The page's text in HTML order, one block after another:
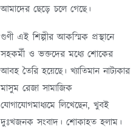
আমাদের ছেড়ে চলে গেছে।
গুণী এই শিল্পীর আকস্মিক প্রস্থানে
সহকর্মী ও ভক্তদের মধ্যে শোকের
আবহ তৈরি হয়েছে। খ্যাতিমান নাট্যকার
মাসুম রেজা সামাজিক
যোগাযোগমাধ্যমে লিখেছেন, খুবই
দুঃখজনক সংবাদ। শোকাহত হলাম।